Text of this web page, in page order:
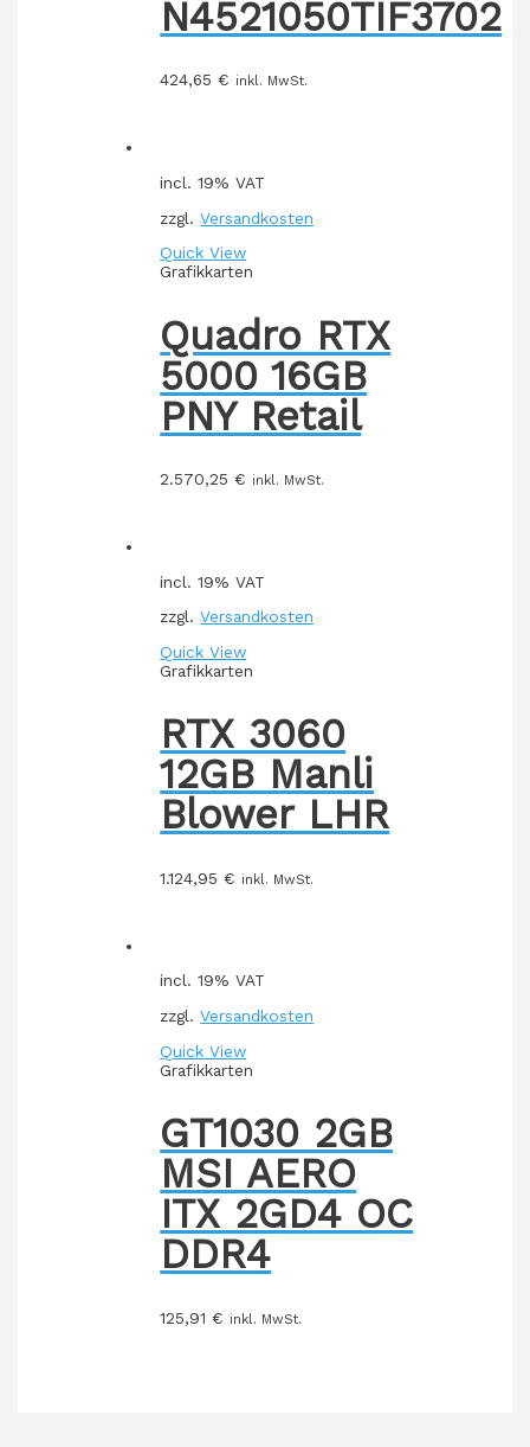
N4521050TIF3702
424,65€ inkl. MwSt.
incl. 19% VAT
zzgl.Versandkosten
Quick View
Grafikkarten
Quadro RTX
5000 16GB
PNY Retail
2.570,25€ inkl. MwSt.
incl. 19% VAT
zzgl.Versandkosten
Quick View
Grafikkarten
RTX 3060
12GB Manli
Blower LHR
1.124,95€ inkl. MwSt.
incl. 19% VAT
zzgl.Versandkosten
Quick View
Grafikkarten
GT1030 2GB
MSI AERO
ITX 2GD4 OC
DDR4
125,91€ inkl. MwSt.